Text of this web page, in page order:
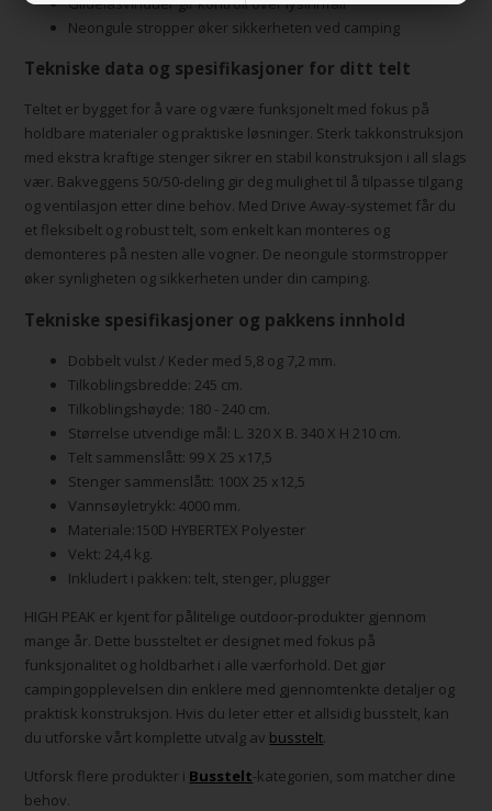
Neongule stropper øker sikkerheten ved camping
Tekniske data og spesifikasjoner for ditt telt
Teltet er bygget for å vare og være funksjonelt med fokus på
holdbare materialer og praktiske løsninger. Sterk takkonstruksjon
med ekstra kraftige stenger sikrer en stabil konstruksjon i all slags
vær. Bakveggens 50/50-deling gir deg mulighet til å tilpasse tilgang
og ventilasjon etter dine behov. Med Drive Away-systemet får du
et fleksibelt og robust telt, som enkelt kan monteres og
demonteres på nesten alle vogner. De neongule stormstropper
øker synligheten og sikkerheten under din camping.
Tekniske spesifikasjoner og pakkens innhold
Dobbelt vulst / Keder med 5,8 og 7,2 mm.
Tilkoblingsbredde: 245 cm.
Tilkoblingshøyde: 180 - 240 cm.
Størrelse utvendige mål: L. 320 X B. 340 X H 210 cm.
Telt sammenslått: 99 X 25 x17,5
Stenger sammenslått: 100X 25 x12,5
Vannsøyletrykk: 4000 mm.
Materiale:150D HYBERTEX Polyester
Vekt: 24,4 kg.
Inkludert i pakken: telt, stenger, plugger
HIGH PEAK er kjent for pålitelige outdoor-produkter gjennom
mange år. Dette bussteltet er designet med fokus på
funksjonalitet og holdbarhet i alle værforhold. Det gjør
campingopplevelsen din enklere med gjennomtenkte detaljer og
praktisk konstruksjon. Hvis du leter etter et allsidig busstelt, kan
du utforske vårt komplette utvalg av busstelt.
Utforsk flere produkter i Busstelt-kategorien, som matcher dine
behov.